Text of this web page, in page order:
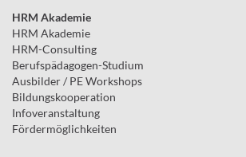
HRM Akademie
HRM Akademie
HRM-Consulting
Berufspädagogen-Studium
Ausbilder / PE Workshops
Bildungskooperation
Infoveranstaltung
Fördermöglichkeiten